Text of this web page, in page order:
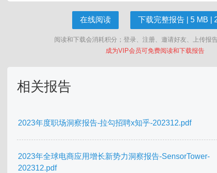
在线阅读 下载完整报告 | 5 MB |
阅读和下载会消耗积分；登录、注册、邀请好友、上传报
成为VIP会员可免费阅读和下载报告
相关报告
2023年度职场洞察报告-拉勾招聘x知乎-202312.pdf
2023年全球电商应用增长新势力洞察报告-SensorTower-
202312.pdf